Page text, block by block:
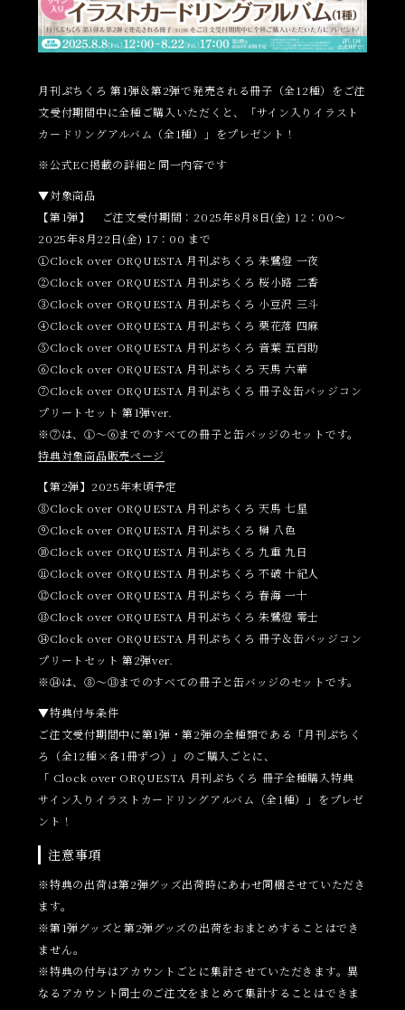
月刊ぷちくろ 第1弾＆第2弾で発売される冊子（全12種）をご注
文受付期間中に全種ご購入いただくと、「サイン入りイラスト
カードリングアルバム（全1種）」をプレゼント！
※公式EC掲載の詳細と同一内容です
▼対象商品
【第1弾】 ご注文受付期間：2025年8月8日(金) 12：00～
2025年8月22日(金) 17：00 まで
①Clock over ORQUESTA 月刊ぷちくろ 朱鷺燈 一夜
②Clock over ORQUESTA 月刊ぷちくろ 桜小路 二香
③Clock over ORQUESTA 月刊ぷちくろ 小豆沢 三斗
④Clock over ORQUESTA 月刊ぷちくろ 栗花落 四麻
⑤Clock over ORQUESTA 月刊ぷちくろ 音葉 五百助
⑥Clock over ORQUESTA 月刊ぷちくろ 天馬 六華
⑦Clock over ORQUESTA 月刊ぷちくろ 冊子＆缶バッジコン
プリートセット 第1弾ver.
※⑦は、①～⑥までのすべての冊子と缶バッジのセットです。
特典対象商品販売ページ
【第2弾】2025年末頃予定
⑧Clock over ORQUESTA 月刊ぷちくろ 天馬 七星
⑨Clock over ORQUESTA 月刊ぷちくろ 榊 八色
⑩Clock over ORQUESTA 月刊ぷちくろ 九重 九日
⑪Clock over ORQUESTA 月刊ぷちくろ 不破 十紀人
⑫Clock over ORQUESTA 月刊ぷちくろ 春海 一十
⑬Clock over ORQUESTA 月刊ぷちくろ 朱鷺燈 零士
⑭Clock over ORQUESTA 月刊ぷちくろ 冊子＆缶バッジコン
プリートセット 第2弾ver.
※⑭は、⑧～⑬までのすべての冊子と缶バッジのセットです。
▼特典付与条件
ご注文受付期間中に第1弾・第2弾の全種類である「月刊ぷちく
ろ（全12種×各1冊ずつ）」のご購入ごとに、
「 Clock over ORQUESTA 月刊ぷちくろ 冊子全種購入特典
サイン入りイラストカードリングアルバム（全1種）」をプレゼ
ント！
注意事項
※特典の出荷は第2弾グッズ出荷時にあわせ同梱させていただき
ます。
※第1弾グッズと第2弾グッズの出荷をおまとめすることはでき
ません。
※特典の付与はアカウントごとに集計させていただきます。異
なるアカウント同士のご注文をまとめて集計することはできま